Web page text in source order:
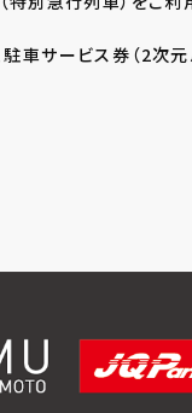
サービス券（2次元